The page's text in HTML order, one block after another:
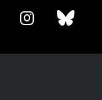
Share
Share
Instagram